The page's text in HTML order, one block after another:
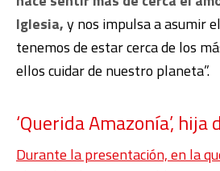
Iglesia,y nos impulsa a asumir
tenemos de estar cerca de los
ellos cuidar de nuestro planeta”.
‘Querida Amazonía’, hija
Durante la presentación, en la